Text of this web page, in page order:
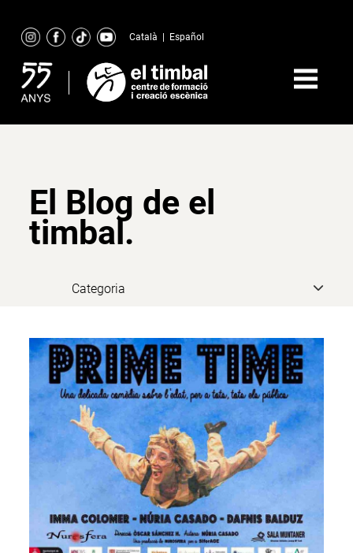
content
Català Español
El Blog de el
timbal.